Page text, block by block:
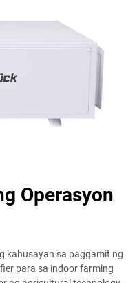
Operasyon
kahusayan sa paggamit ng
para sa indoor farming